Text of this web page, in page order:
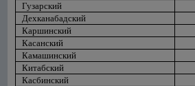
Гузарский
Дехканабадский
Каршинский
Касанский
Камашинский
Китабский
Касбинский